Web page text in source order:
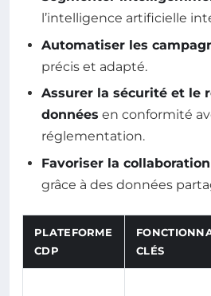
l’intelligence artificielle
Automatiser les
précis et adapté.
Assurer la sécurité et le
données en conformité
réglementation.
Favoriser la
grâce à des données
PLATEFORME
CDP
CLÉS